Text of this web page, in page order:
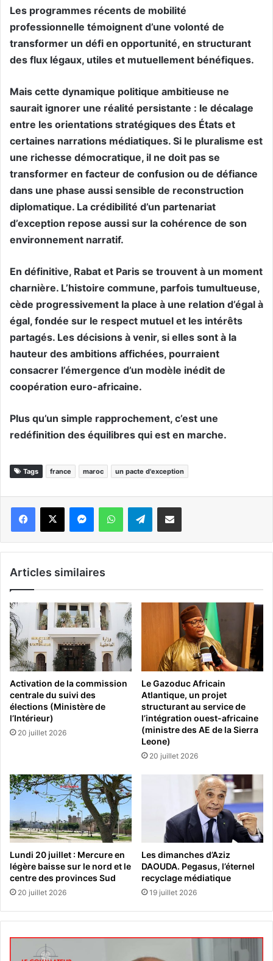
Les programmes récents de mobilité
professionnelle témoignent d’une volonté de
transformer un défi en opportunité, en structurant
des flux légaux, utiles et mutuellement bénéfiques.
Mais cette dynamique politique ambitieuse ne
saurait ignorer une réalité persistante : le décalage
entre les orientations stratégiques des États et
certaines narrations médiatiques. Si le pluralisme est
une richesse démocratique, il ne doit pas se
transformer en facteur de confusion ou de défiance
dans une phase aussi sensible de reconstruction
diplomatique. La crédibilité d’un partenariat
d’exception repose aussi sur la cohérence de son
environnement narratif.
En définitive, Rabat et Paris se trouvent à un moment
charnière. L’histoire commune, parfois tumultueuse,
cède progressivement la place à une relation d’égal à
égal, fondée sur le respect mutuel et les intérêts
partagés. Les décisions à venir, si elles sont à la
hauteur des ambitions affichées, pourraient
consacrer l’émergence d’un modèle inédit de
coopération euro-africaine.
Plus qu’un simple rapprochement, c’est une
redéfinition des équilibres qui est en marche.
Tags france maroc un pacte d'exception
WhatsApp Telegram
Articles similaires
Activation de la commission
centrale du suivi des
élections (Ministère de
l’Intérieur)
20 juillet 2026
Le Gazoduc Africain
Atlantique, un projet
structurant au service de
l’intégration ouest-africaine
(ministre des AE de la Sierra
Leone)
20 juillet 2026
Lundi 20 juillet : Mercure en
légère baisse sur le nord et le
centre des provinces Sud
20 juillet 2026
Les dimanches d’Aziz
DAOUDA. Pegasus, l’éternel
recyclage médiatique
19 juillet 2026